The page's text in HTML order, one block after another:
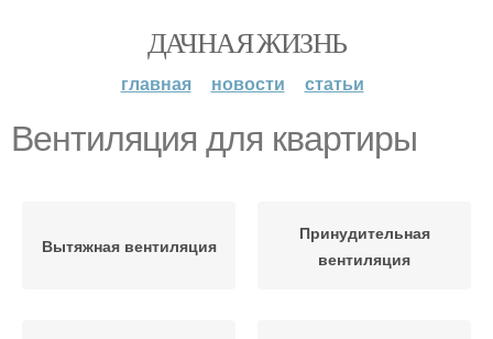
ДАЧНАЯ ЖИЗНЬ
главная новости статьи
Вентиляция для квартиры
Вытяжная вентиляция
Принудительная
вентиляция